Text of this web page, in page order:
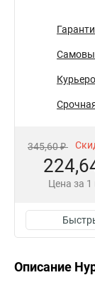
345,60 ₽
Цена за 1
Описание